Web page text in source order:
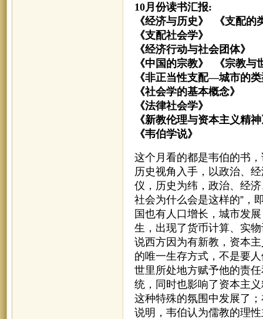
10月份读书汇报:
《经济与历史》 《支配
《支配社会学》
《经济行动与社会团
《中国的宗教》 《宗教
《非正当性支配—城市
《社会学的基本概
《法律社会学》
《新教伦理与资本主
《韦伯学说》 顾
这个月看的都是韦伯的书
历史视角入手，以政治、
仪，历史为纬，政治、经
社会为什么会是这样的”，
国也有人口增长，城市发
生，出现了货币计算、实
说西方因为有新教，资本
的唯一生存方式，不是要
世里所处地方赋予他的责
统，同时也影响了资本主
这种特殊的氛围中发展了
说明，韦伯认为儒教的理